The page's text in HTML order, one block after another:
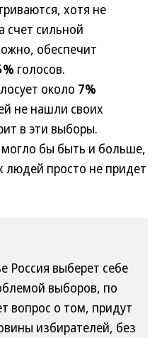
хотя не
счет сильной
обеспечит
голосов.
около 7%
не нашли своих
в эти выборы.
бы быть и больше,
людей просто не придет
Россия выберет себе
выборов, по
вопрос о том, придут
избирателей, без